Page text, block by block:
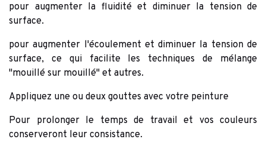
pour augmenter la fluidité et diminuer la tension de
surface.
pour augmenter l'écoulement et diminuer la tension de
surface, ce qui facilite les techniques de mélange
"mouillé sur mouillé" et autres.
Appliquez une ou deux gouttes avec votre peinture
Pour prolonger le temps de travail et vos couleurs
conserveront leur consistance.